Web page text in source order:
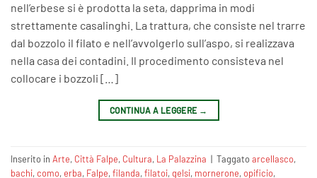
nell’erbese si è prodotta la seta, dapprima in modi
strettamente casalinghi. La trattura, che consiste nel trarre
dal bozzolo il filato e nell’avvolgerlo sull’aspo, si realizzava
nella casa dei contadini. Il procedimento consisteva nel
collocare i bozzoli […]
CONTINUA A LEGGERE →
Inserito in Arte, Città Falpe, Cultura, La Palazzina | Taggatoarcellasco,
bachi,como,erba, Falpe,filanda,filatoi,gelsi, mornerone,opificio,